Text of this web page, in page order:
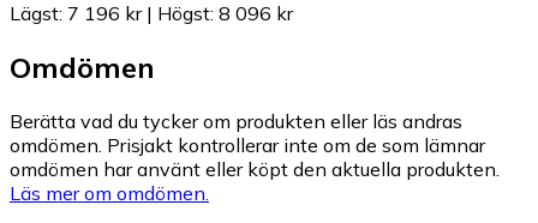
Lägst: 7 196 kr| Högst: 8 096 kr
Omdömen
Berätta vad du tycker om produkten eller läs andras
omdömen. Prisjakt kontrollerar inte om de som lämnar
omdömen har använt eller köpt den aktuella produkten.
Läs mer om omdömen.